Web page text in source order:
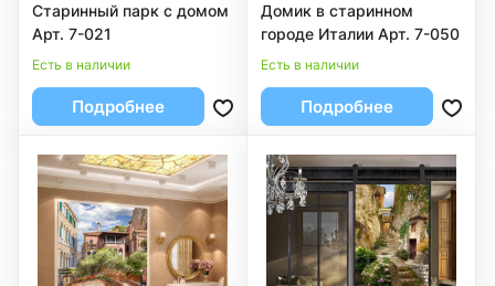
Старинный парк с домом
Арт. 7-021
Есть в наличии
Подробнее
Домик в старинном
городе Италии Арт. 7-050
Есть в наличии
Подробнее